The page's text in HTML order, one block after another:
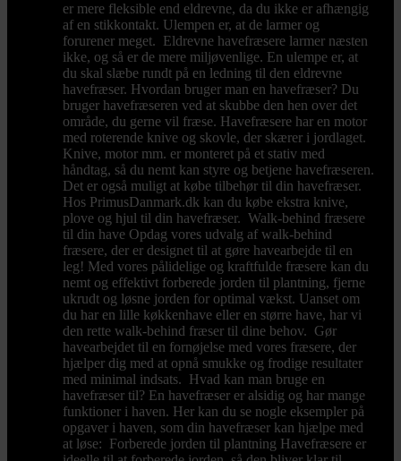
er mere fleksible end eldrevne, da du ikke er afhængig
af en stikkontakt. Ulempen er, at de larmer og
forurener meget. Eldrevne havefræsere larmer næsten
ikke, og så er de mere miljøvenlige. En ulempe er, at
du skal slæbe rundt på en ledning til den eldrevne
havefræser. Hvordan bruger man en havefræser? Du
bruger havefræseren ved at skubbe den hen over det
område, du gerne vil fræse. Havefræsere har en motor
med roterende knive og skovle, der skærer i jordlaget.
Knive, motor mm. er monteret på et stativ med
håndtag, så du nemt kan styre og betjene havefræseren.
Det er også muligt at købe tilbehør til din havefræser.
Hos PrimusDanmark.dk kan du købe ekstra knive,
plove og hjul til din havefræser. Walk-behind fræsere
til din have Opdag vores udvalg af walk-behind
fræsere, der er designet til at gøre havearbejde til en
leg! Med vores pålidelige og kraftfulde fræsere kan du
nemt og effektivt forberede jorden til plantning, fjerne
ukrudt og løsne jorden for optimal vækst. Uanset om
du har en lille køkkenhave eller en større have, har vi
den rette walk-behind fræser til dine behov. Gør
havearbejdet til en fornøjelse med vores fræsere, der
hjælper dig med at opnå smukke og frodige resultater
med minimal indsats. Hvad kan man bruge en
havefræser til? En havefræser er alsidig og har mange
funktioner i haven. Her kan du se nogle eksempler på
opgaver i haven, som din havefræser kan hjælpe med
at løse: Forberede jorden til plantning Havefræsere er